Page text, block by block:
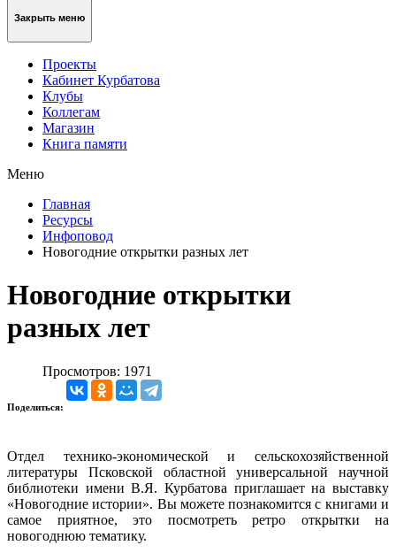
Закрыть меню
Проекты
Кабинет Курбатова
Клубы
Коллегам
Магазин
Книга памяти
Меню
Главная
Ресурсы
Инфоповод
Новогодние открытки разных лет
Новогодние открытки
разных лет
Просмотров: 1971
Поделиться:
Отдел технико-экономической и сельскохозяйственной
литературы Псковской областной универсальной научной
библиотеки имени В.Я. Курбатова приглашает на выставку
«Новогодние истории». Вы можете познакомится с книгами и
самое приятное, это посмотреть ретро открытки на
новогоднюю тематику.